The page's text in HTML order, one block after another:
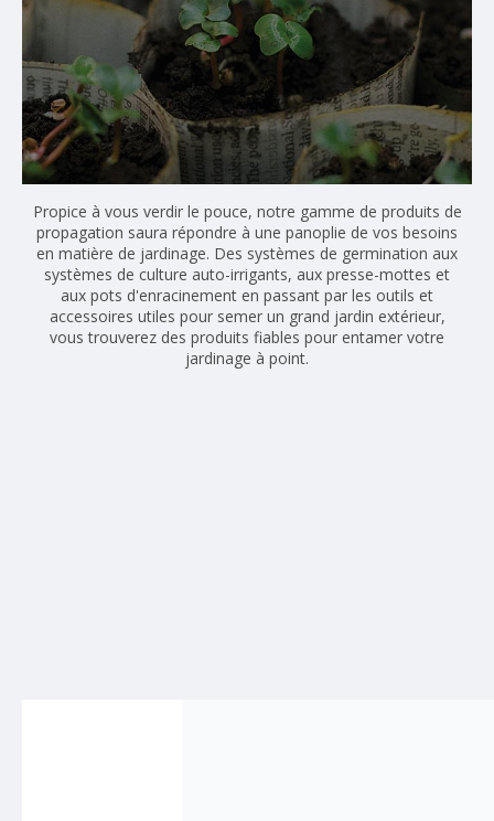
Propice à vous verdir le pouce, notre gamme de produits de
propagation saura répondre à une panoplie de vos besoins
en matière de jardinage. Des systèmes de germination aux
systèmes de culture auto-irrigants, aux presse-mottes et
aux pots d'enracinement en passant par les outils et
accessoires utiles pour semer un grand jardin extérieur,
vous trouverez des produits fiables pour entamer votre
jardinage à point.